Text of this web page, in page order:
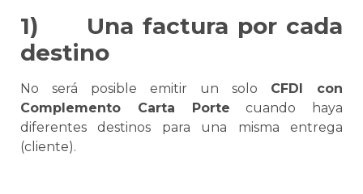
1)
Una factura por cada
destino
No será posible emitir un solo CFDI con
Complemento Carta Porte cuando haya
diferentes destinos para una misma entrega
(cliente).